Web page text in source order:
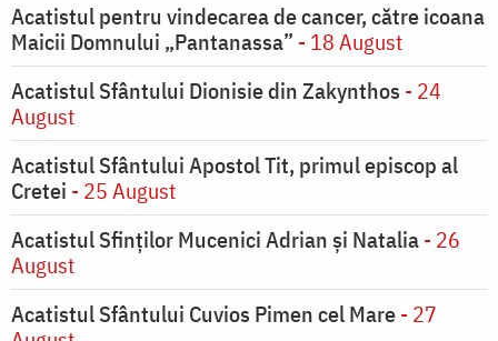
Acatistul pentru vindecarea de cancer, către icoana
Maicii Domnului „Pantanassa” - 18 August
Acatistul Sfântului Dionisie din Zakynthos - 24
August
Acatistul Sfântului Apostol Tit, primul episcop al
Cretei - 25 August
Acatistul Sfinților Mucenici Adrian și Natalia- 26
August
Acatistul Sfântului Cuvios Pimen cel Mare- 27